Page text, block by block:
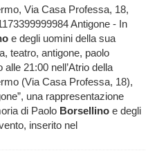
Via Casa Professa, 18,
Antigone - In
e degli uomini della sua
teatro, antigone, paolo
21:00 nell’Atrio della
(Via Casa Professa, 18),
una rappresentazione
di Paolo Borsellino e degli
inserito nel